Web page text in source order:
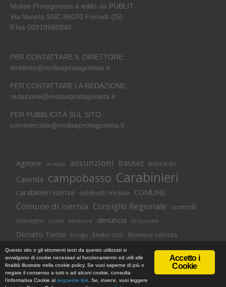
Molise Protagonista è edito da PUBLIT
Via Veneto SNC 86070 Fornelli (IS)
P.Iva 00919980946
PER CONTATTARE IL DIRETTORE:
direttore@moliseprotagonista.it
PER CONTATTARE LA REDAZIONE:
redazione@moliseprotagonista.it
PER PUBBLICITÀ SUL SITO:
commerciale@moliseprotagonista.it
Agnone arresto assunzioni basket boccardo
Calenda campobasso Carabinieri
carabinieri isernia coldiretti molise COMUNE
Comune di Isernia Consiglio Regionale controlli
convegno covid denunce denuncia Di lucente
Donato Toma Droga Emilio Izzo filomena calenda
Isernia lavoro M5S magnolia molise
neuromed Occupazione polizia polizia di stato
Pozzilli presidente toma regione
© Copyright 2018 -
MoliseProtagonista | Web Agency
Informativa Cookie |Privacy Policy
Accetto i
Cookie
Questo sito o gli strumenti terzi da questo utilizzati si
avvalgono di cookie necessari al funzionamento ed utili alle
finalità illustrate nella cookie policy. Se vuoi saperne di più o
negare il consenso a tutti o ad alcuni cookie, consulta
l'informativa Cookie al seguente link . Se, invece, vuoi leggere